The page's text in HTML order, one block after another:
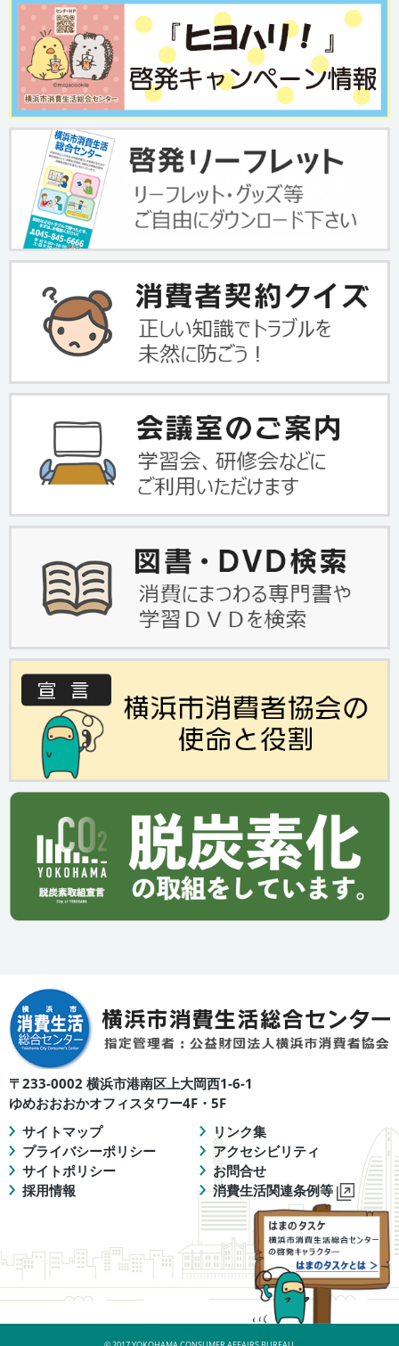
〒233-0002 横浜市港南区上大岡西1-6-1
ゆめおおおかオフィスタワー4F・5F
サイトマップ
リンク集
プライバシーポリシー
アクセシビリティ
サイトポリシー
お問合せ
採用情報
消費生活関連条例等